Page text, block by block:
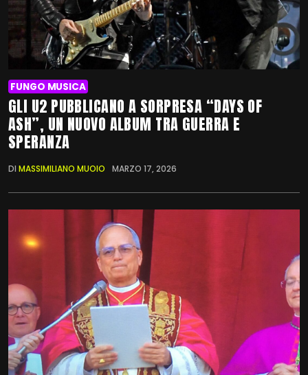
FUNGO MUSICA
GLI U2 PUBBLICANO A SORPRESA “DAYS OF
ASH”, UN NUOVO ALBUM TRA GUERRA E
SPERANZA
DI MASSIMILIANO MUOIO MARZO 17, 2026